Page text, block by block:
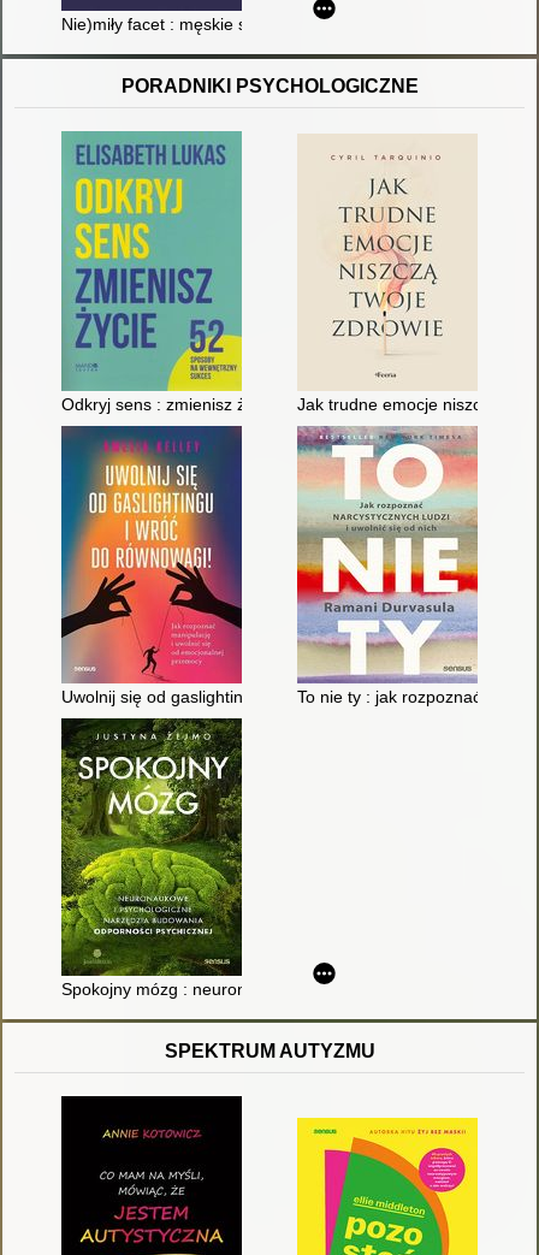
Nie)miły facet : męskie spojrzenie na miłość, seks i związki
PORADNIKI PSYCHOLOGICZNE
Odkryj sens : zmienisz życie : 52 sposoby na wewnętrzny
Jak trudne emocje niszczą
Uwolnij się od gaslightingu i wróć do równowagi! : jak
To nie ty : jak rozpoznać
Spokojny mózg : neuronaukowe i psychologiczne narzędzia
SPEKTRUM AUTYZMU